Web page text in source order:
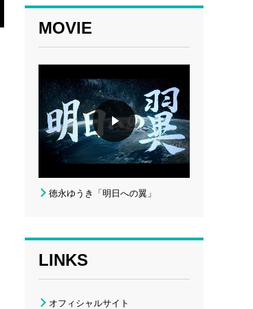
MOVIE
徳永ゆうき「明日への翼」
LINKS
オフィシャルサイト